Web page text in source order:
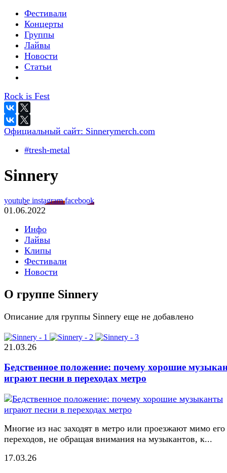
Фестивали
Концерты
Группы
Лайвы
Новости
Статьи
Rock is Fest
Официальный сайт: Sinnerymerch.com
#tresh-metal
Sinnery
youtube instagramfacebook
01.06.2022
Инфо
Лайвы
Клипы
Фестивали
Новости
О группе Sinnery
Описание для группы Sinnery еще не добавлено
21.03.26
Бедственное положение: почему хорошие
играют песни в переходах метро
Многие из нас заходят в метро или проезжают мимо его
переходов, не обращая внимания на музыкантов, к...
17.03.26